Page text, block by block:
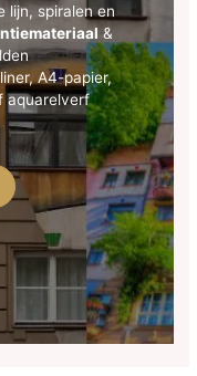
lijn, spiralen en
&
A4-papier,
aquarelverf